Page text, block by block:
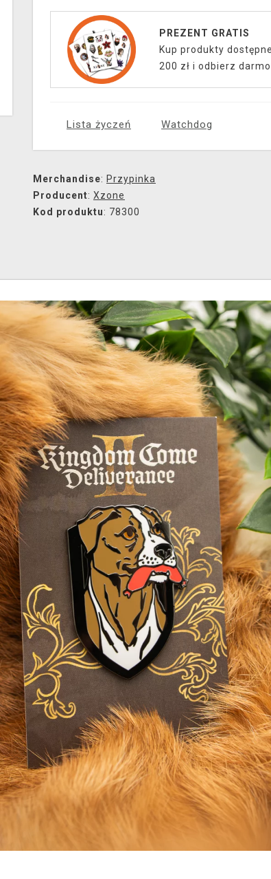
PREZENT GRATIS
Kup produkty
200 zł i odbierz
Lista życzeń Watchdog
Merchandise: Przypinka
Producent: Xzone
Kod produktu: 78300